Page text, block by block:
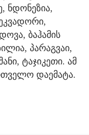
ნდონეზია,
ბაჰამის
პარაგვაი,
ტაჯიკეთი. ამ
დაემატა.